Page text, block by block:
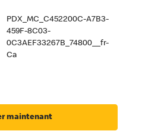
PDX_MC_C452200C-A7B3-
459F-8C03-
0C3AEF33267B_74800__fr-
Ca
maintenant